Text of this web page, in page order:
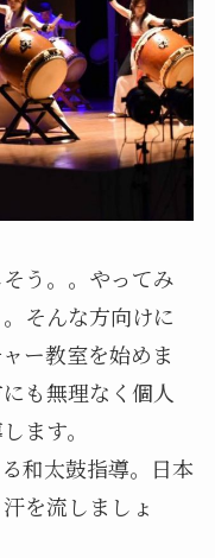
う。。やってみ
そんな方向けに
ー教室を始めま
も無理なく個人
ます。
和太鼓指導。日本
を流しましょ